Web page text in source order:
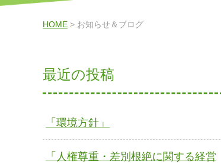
HOME > お知らせ＆ブログ
最近の投稿
「環境方針」
「人権尊重・差別根絶に関する経営